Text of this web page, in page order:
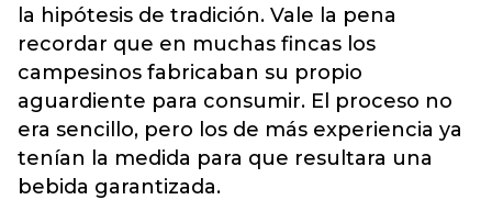
la hipótesis de tradición. Vale la pena
recordar que en muchas fincas los
campesinos fabricaban su propio
aguardiente para consumir. El proceso no
era sencillo, pero los de más experiencia ya
tenían la medida para que resultara una
bebida garantizada.